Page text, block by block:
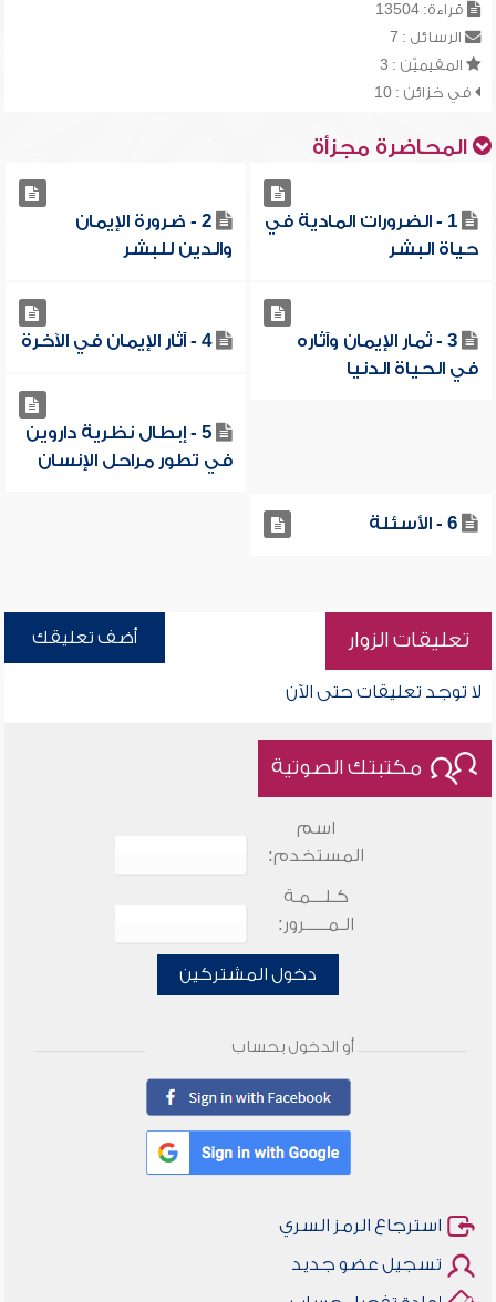
قراءة: 13504
الرسائل : 7
المقيميّن : 3
في خزائن : 10
المحاضرة مجزأة
1 - الضرورات المادية في
حياة البشر
2 - ضرورة الإيمان
والدين للبشر
3 - ثمار الإيمان وآثاره
في الحياة الدنيا
4 - آثار الإيمان في الآخرة
5 - إبطال نظرية داروين
في تطور مراحل الإنسان
6 - الأسئلة
تعليقات الزوار أضف تعليقك
لا توجد تعليقات حتى الآن
مكتبتك الصوتية
اسم
المستخدم:
كـلـــمـة
الـمـــــرور:
دخول المشتركين
أو الدخول بحساب
استرجاع الرمز السري
تسجيل عضو جديد